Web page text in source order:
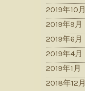
2019年10月
2019年9月
2019年6月
2019年4月
2019年1月
2018年12月